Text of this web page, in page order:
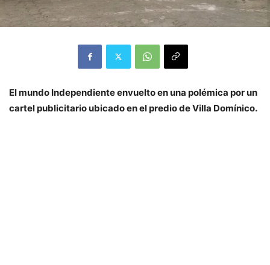
El mundo Independiente envuelto en una polémica por un
cartel publicitario ubicado en el predio de Villa Domínico.